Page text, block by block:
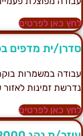
כאן לפרטים
ית מדפים
במשמרות
זמינות לאזור
כאן לפרטים